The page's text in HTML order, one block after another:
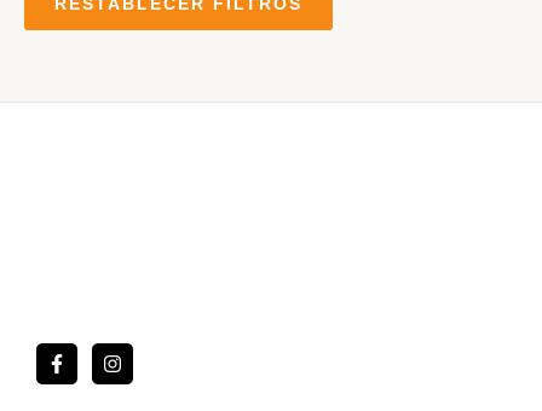
RESTABLECER FILTROS